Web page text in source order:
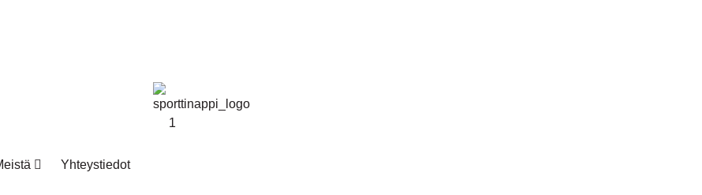
Yhteystiedot